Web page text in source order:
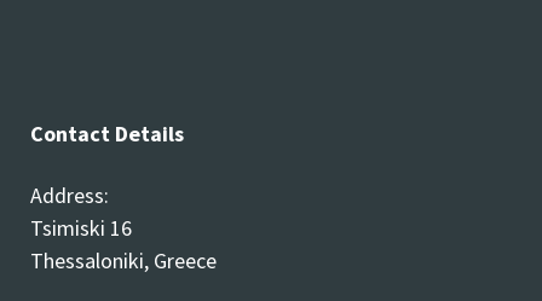
Contact Details
Address:
Tsimiski 16
Thessaloniki, Greece